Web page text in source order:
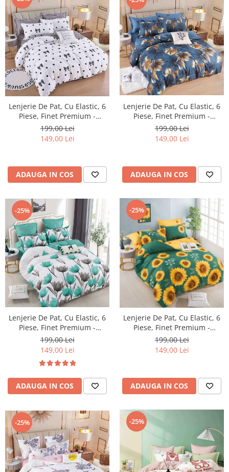
Lenjerie De Pat, Cu Elastic, 6
Piese, Finet Premium -
LPBF6PE10
199,00 Lei
149,00 Lei
ADAUGA IN COS
Lenjerie De Pat, Cu Elastic, 6
Piese, Finet Premium -
LPBF6PE14
199,00 Lei
149,00 Lei
ADAUGA IN COS
-25%
Lenjerie De Pat, Cu Elastic, 6
Piese, Finet Premium -
LPBF6PE15
199,00 Lei
149,00 Lei
ADAUGA IN COS
-25%
Lenjerie De Pat, Cu Elastic, 6
Piese, Finet Premium -
LPBF6PE17
199,00 Lei
149,00 Lei
ADAUGA IN COS
-25% -25%